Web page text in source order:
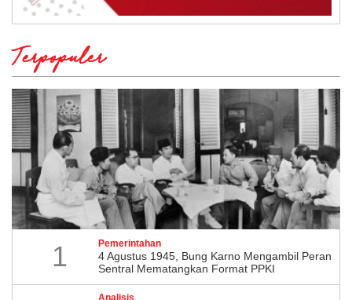
Terpopuler
1 Pemerintahan
4 Agustus 1945, Bung Karno Mengambil Peran
Sentral Mematangkan Format PPKI
Analisis